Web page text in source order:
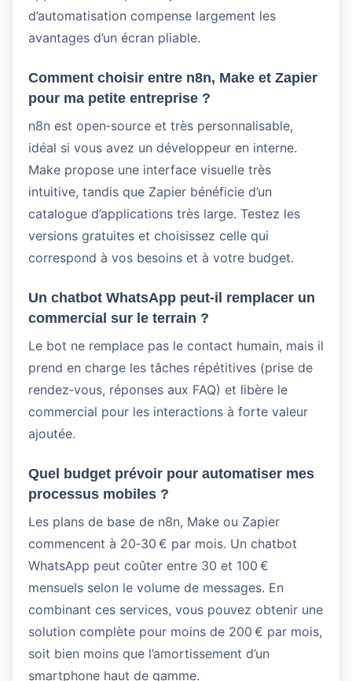
d’automatisation compense largement les
avantages d’un écran pliable.
Comment choisir entre n8n, Make et Zapier
pour ma petite entreprise ?
n8n est open‑source et très personnalisable,
idéal si vous avez un développeur en interne.
Make propose une interface visuelle très
intuitive, tandis que Zapier bénéficie d’un
catalogue d’applications très large. Testez les
versions gratuites et choisissez celle qui
correspond à vos besoins et à votre budget.
Un chatbot WhatsApp peut‑il remplacer un
commercial sur le terrain ?
Le bot ne remplace pas le contact humain, mais il
prend en charge les tâches répétitives (prise de
rendez‑vous, réponses aux FAQ) et libère le
commercial pour les interactions à forte valeur
ajoutée.
Quel budget prévoir pour automatiser mes
processus mobiles ?
Les plans de base de n8n, Make ou Zapier
commencent à 20‑30 € par mois. Un chatbot
WhatsApp peut coûter entre 30 et 100 €
mensuels selon le volume de messages. En
combinant ces services, vous pouvez obtenir une
solution complète pour moins de 200 € par mois,
soit bien moins que l’amortissement d’un
smartphone haut de gamme.